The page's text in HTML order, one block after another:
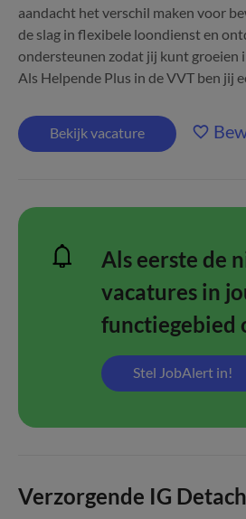
aandacht het verschil maken voor
de slag in flexibele loondienst en
ondersteunen zodat jij kunt groeien
Als Helpende Plus in de VVT ben jij
Bekijk vacature
Als eerste de
vacatures in
functiegebied
Stel JobAlert in!
Verzorgende IG